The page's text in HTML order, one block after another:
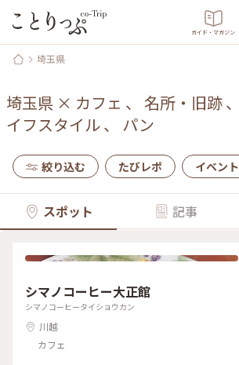
ガイド・マガジン
埼玉県
埼玉県 × カフェ 、 名所・旧跡、
イフスタイル、 パン
絞り込む たびレポ イベント
スポット 記事
シマノコーヒー大正館
シマノコーヒータイショウカン
川越
カフェ